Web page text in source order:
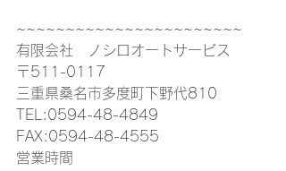
~~~~~~~~~~~~~~~~~~~~~~~
有限会社　ノシロオートサービス
〒511-0117
三重県桑名市多度町下野代810
TEL:0594-48-4849
FAX:0594-48-4555
営業時間